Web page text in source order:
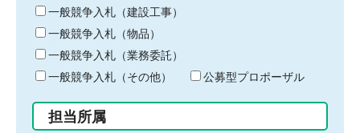
キ
ー
ワ
ー
ド
入
力
一般競争入札（建設工事）
一般競争入札（物品）
一般競争入札（業務委託）
一般競争入札（その他）
公募型プロポーザル
担当所属